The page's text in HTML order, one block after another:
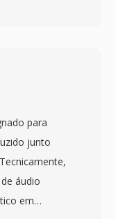
188 bytes,
é
de
ao
para
junto
áudio
em